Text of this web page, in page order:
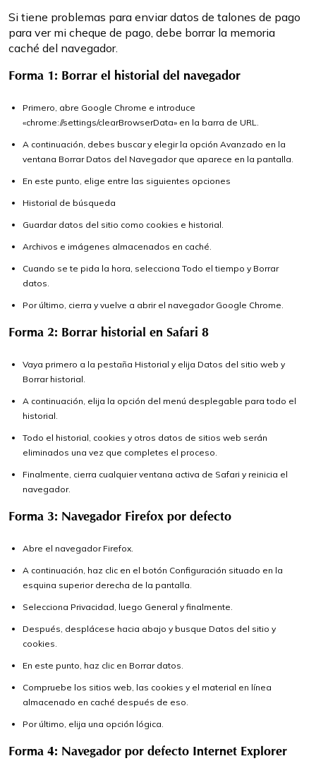
Si tiene problemas para enviar datos de talones de pago
para ver mi cheque de pago, debe borrar la memoria
caché del navegador.
Forma 1: Borrar el historial del navegador
Primero, abre Google Chrome e introduce
«chrome://settings/clearBrowserData» en la barra de URL.
A continuación, debes buscar y elegir la opción Avanzado en la
ventana Borrar Datos del Navegador que aparece en la pantalla.
En este punto, elige entre las siguientes opciones
Historial de búsqueda
Guardar datos del sitio como cookies e historial.
Archivos e imágenes almacenados en caché.
Cuando se te pida la hora, selecciona Todo el tiempo y Borrar
datos.
Por último, cierra y vuelve a abrir el navegador Google Chrome.
Forma 2: Borrar historial en Safari 8
Vaya primero a la pestaña Historial y elija Datos del sitio web y
Borrar historial.
A continuación, elija la opción del menú desplegable para todo el
historial.
Todo el historial, cookies y otros datos de sitios web serán
eliminados una vez que completes el proceso.
Finalmente, cierra cualquier ventana activa de Safari y reinicia el
navegador.
Forma 3: Navegador Firefox por defecto
Abre el navegador Firefox.
A continuación, haz clic en el botón Configuración situado en la
esquina superior derecha de la pantalla.
Selecciona Privacidad, luego General y finalmente.
Después, desplácese hacia abajo y busque Datos del sitio y
cookies.
En este punto, haz clic en Borrar datos.
Compruebe los sitios web, las cookies y el material en línea
almacenado en caché después de eso.
Por último, elija una opción lógica.
Forma 4: Navegador por defecto Internet Explorer